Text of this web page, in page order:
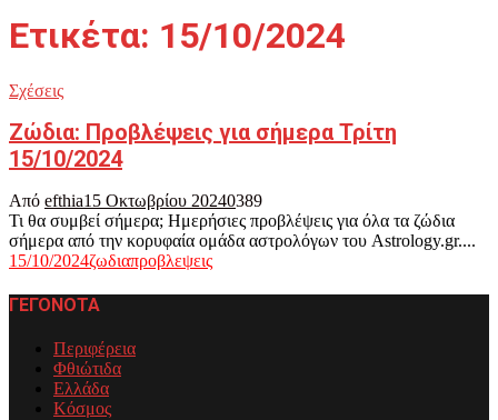
Ετικέτα: 15/10/2024
Σχέσεις
Ζώδια: Προβλέψεις για σήμερα Τρίτη
15/10/2024
Από efthia15 Οκτωβρίου 20240389
Τι θα συμβεί σήμερα; Ημερήσιες προβλέψεις για όλα τα ζώδια
σήμερα από την κορυφαία ομάδα αστρολόγων του Astrology.gr....
15/10/2024ζωδιαπροβλεψεις
ΓΕΓΟΝΟΤΑ
Περιφέρεια
Φθιώτιδα
Ελλάδα
Κόσμος